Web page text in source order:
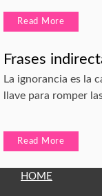
Read More
Frases
La ignorancia es la
llave para romper
Read More
HOME